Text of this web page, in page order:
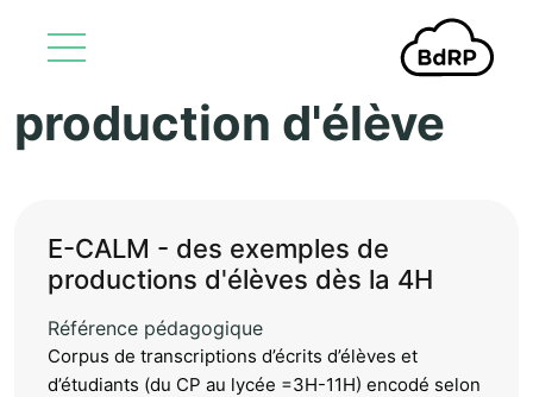
Aller au contenu principal
production d'élève
E-CALM - des exemples de
productions d'élèves dès la 4H
Référence pédagogique
Corpus de transcriptions d’écrits d’élèves et
d’étudiants (du CP au lycée =3H-11H) encodé selon